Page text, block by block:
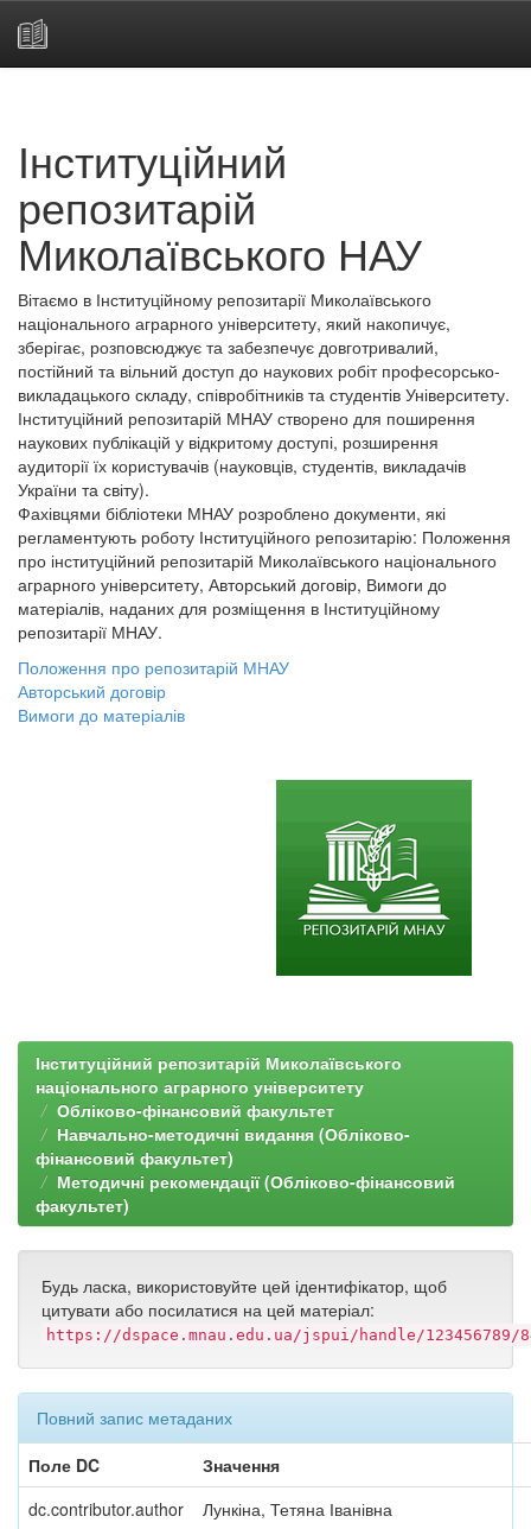
Інституційний
репозитарій
Миколаївського НАУ
Вітаємо в Інституційному репозитарії Миколаївського
національного аграрного університету, який накопичує,
зберігає, розповсюджує та забезпечує довготривалий,
постійний та вільний доступ до наукових робіт професорсько-
викладацького складу, співробітників та студентів Університету.
Інституційний репозитарій МНАУ створено для поширення
наукових публікацій у відкритому доступі, розширення
аудиторії їх користувачів (науковців, студентів, викладачів
України та світу).
Фахівцями бібліотеки МНАУ розроблено документи, які
регламентують роботу Інституційного репозитарію: Положення
про інституційний репозитарій Миколаївського національного
аграрного університету, Авторський договір, Вимоги до
матеріалів, наданих для розміщення в Інституційному
репозитарії МНАУ.
Положення про репозитарій МНАУ
Авторський договір
Вимоги до матеріалів
Інституційний репозитарій Миколаївського
національного аграрного університету
Обліково-фінансовий факультет
Навчально-методичні видання (Обліково-
фінансовий факультет)
Методичні рекомендації (Обліково-фінансовий
факультет)
Будь ласка, використовуйте цей ідентифікатор, щоб
цитувати або посилатися на цей матеріал:
https://dspace.mnau.edu.ua/jspui/handle/123456789/
Повний запис метаданих
Поле DC
Значення
dc.contributor.author
Лункіна, Тетяна Іванівна